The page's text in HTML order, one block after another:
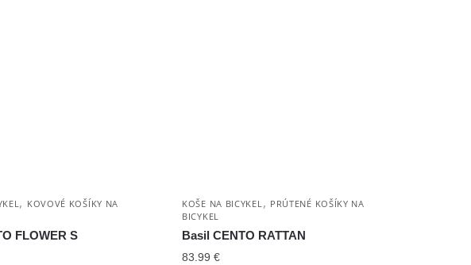
, KOVOVÉ KOŠÍKY NA
FLOWER S
KOŠE NA BICYKEL, PRÚTENÉ KOŠÍKY NA
BICYKEL
Basil CENTO RATTAN
83.99€